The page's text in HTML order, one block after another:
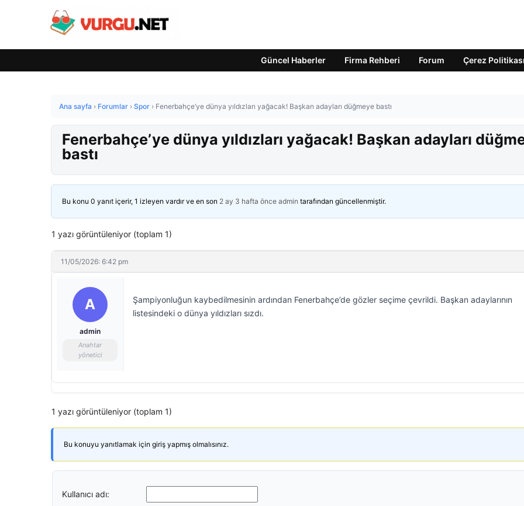
Güncel Haberler Firma Rehberi Forum Çerez Politikası
Ana sayfa › Forumlar › Spor › Fenerbahçe’ye dünya yıldızları yağacak! Başkan adayları düğmeye bastı
Fenerbahçe’ye dünya yıldızları yağacak! Başkan adayları
bastı
Bu konu 0 yanıt içerir, 1 izleyen vardır ve en son 2 ay 3 hafta önce admin tarafından güncellenmiştir.
1 yazı görüntüleniyor (toplam 1)
11/05/2026: 6:42 pm
A
admin
Anahtar
yönetici
Şampiyonluğun kaybedilmesinin ardından Fenerbahçe’de gözler seçime çevrildi. Başkan adaylarının
listesindeki o dünya yıldızları sızdı.
1 yazı görüntüleniyor (toplam 1)
Bu konuyu yanıtlamak için giriş yapmış olmalısınız.
Kullanıcı adı: